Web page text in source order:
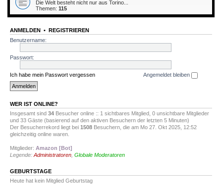
Die Welt besteht nicht nur aus Torino...
Themen: 115
ANMELDEN • REGISTRIEREN
Benutzername:
Passwort:
Ich habe mein Passwort vergessen Angemeldet bleiben
WER IST ONLINE?
Insgesamt sind 34 Besucher online :: 1 sichtbares Mitglied, 0 unsichtbare Mitglieder
und 33 Gäste (basierend auf den aktiven Besuchern der letzten 5 Minuten)
Der Besucherrekord liegt bei 1508 Besuchern, die am Mo 27. Okt 2025, 12:52
gleichzeitig online waren.
Mitglieder: Amazon [Bot]
Legende: Administratoren Globale Moderatoren
GEBURTSTAGE
Heute hat kein Mitglied Geburtstag